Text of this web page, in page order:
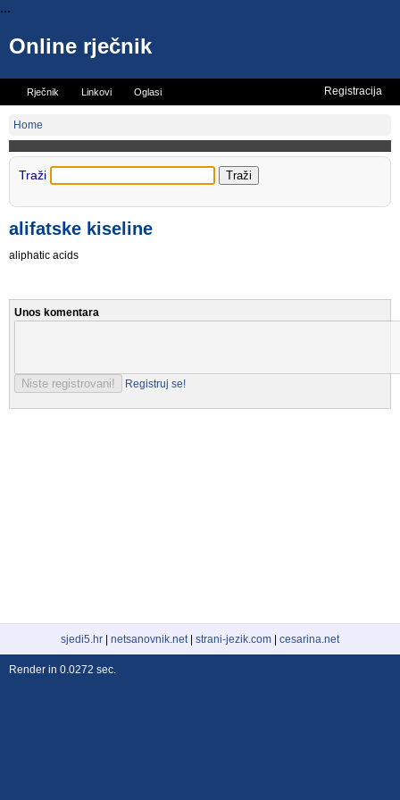
...
Online rječnik
Rječnik Linkovi Oglasi Registracija
Home
Traži
alifatske kiseline
aliphatic acids
Unos komentara
Registruj se!
sjedi5.hr netsanovnik.net| strani-jezik.com cesarina.net
Render in 0.0272 sec.